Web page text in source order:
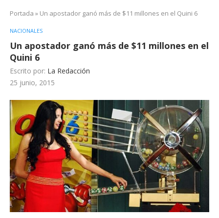
Portada » Un apostador ganó más de $11 millones en el Quini 6
NACIONALES
Un apostador ganó más de $11 millones en el
Quini 6
Escrito por: La Redacción
25 junio, 2015